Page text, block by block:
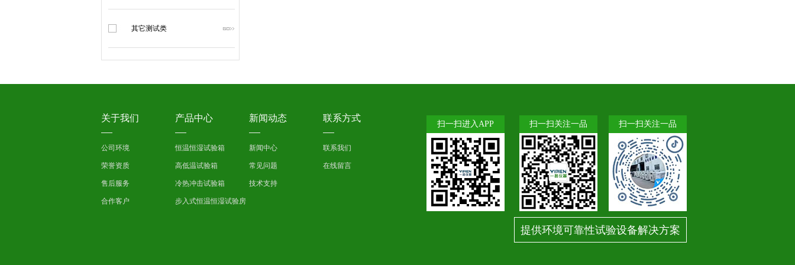
其它测试类
关于我们
公司环境
荣誉资质
售后服务
合作客户
产品中心
恒温恒湿试验箱
高低温试验箱
冷热冲击试验箱
步入式恒温恒湿试验房
新闻动态
新闻中心
常见问题
技术支持
联系方式
联系我们
在线留言
扫一扫进入APP 扫一扫关注一品 扫一扫关注一品
提供环境可靠性试验设备解决方案